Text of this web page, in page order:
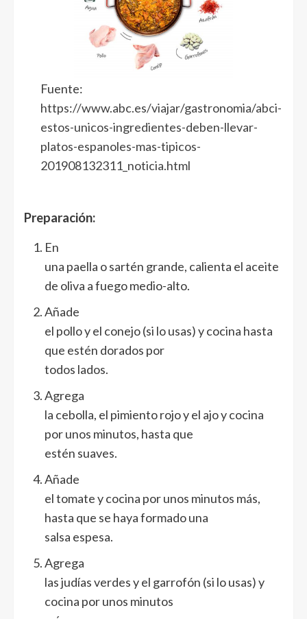
Fuente:
https://www.abc.es/viajar/gastronomia/abci-
estos-unicos-ingredientes-deben-llevar-
platos-espanoles-mas-tipicos-
201908132311_noticia.html
Preparación:
En
una paella o sartén grande, calienta el aceite
de oliva a fuego medio-alto.
Añade
el pollo y el conejo (si lo usas) y cocina hasta
que estén dorados por
todos lados.
Agrega
la cebolla, el pimiento rojo y el ajo y cocina
por unos minutos, hasta que
estén suaves.
Añade
el tomate y cocina por unos minutos más,
hasta que se haya formado una
salsa espesa.
Agrega
las judías verdes y el garrofón (si lo usas) y
cocina por unos minutos